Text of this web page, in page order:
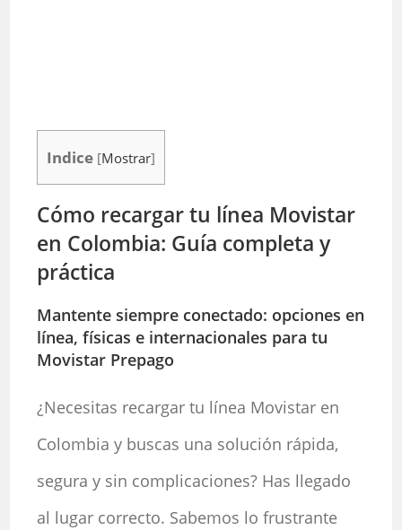
Indice [Mostrar]
Cómo recargar tu línea Movistar
en Colombia: Guía completa y
práctica
Mantente siempre conectado: opciones en
línea, físicas e internacionales para tu
Movistar Prepago
¿Necesitas recargar tu línea Movistar en
Colombia y buscas una solución rápida,
segura y sin complicaciones? Has llegado
al lugar correcto. Sabemos lo frustrante